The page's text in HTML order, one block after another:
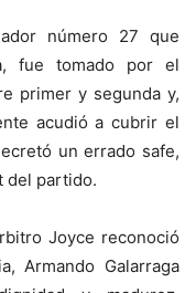
número 27 que
fue tomado por el
primer y segunda y,
acudió a cubrir el
un errado safe,
del partido.
Joyce reconoció
Armando Galarraga